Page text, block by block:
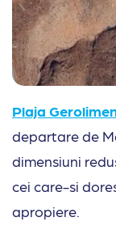
Plaja
departare de
dimensiuni
cei care-si
apropiere.